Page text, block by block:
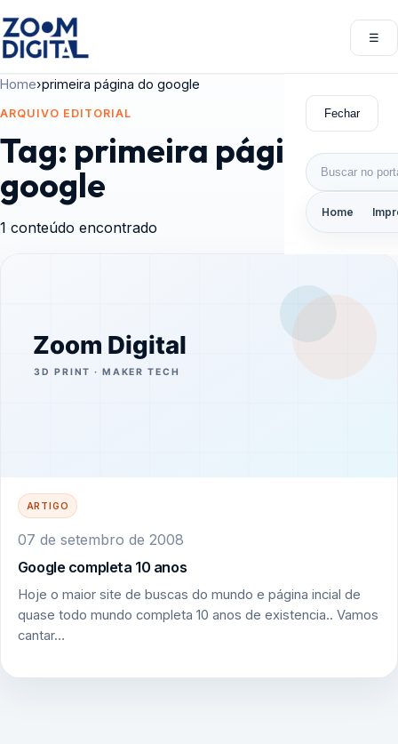
☰
Fechar
Buscar por:
Home
Home›primeira página do google
ARQUIVO EDITORIAL
Tag: primeira página do
google
1 conteúdo encontrado
ARTIGO
07 de setembro de 2008
Google completa 10 anos
Hoje o maior site de buscas do mundo e página incial de
quase todo mundo completa 10 anos de existencia.. Vamos
cantar…